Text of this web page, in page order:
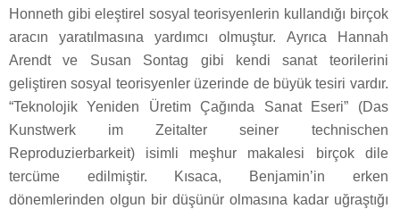
Honneth gibi eleştirel sosyal teorisyenlerin kullandığı birçok
aracın yaratılmasına yardımcı olmuştur. Ayrıca Hannah
Arendt ve Susan Sontag gibi kendi sanat teorilerini
geliştiren sosyal teorisyenler üzerinde de büyük tesiri vardır.
“Teknolojik Yeniden Üretim Çağında Sanat Eseri” (Das
Kunstwerk im Zeitalter seiner technischen
Reproduzierbarkeit) isimli meşhur makalesi birçok dile
tercüme edilmiştir. Kısaca, Benjamin’in erken
dönemlerinden olgun bir düşünür olmasına kadar uğraştığı